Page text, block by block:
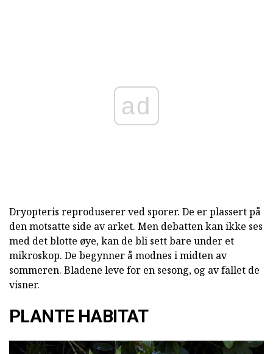
ad
Dryopteris reproduserer ved sporer. De er plassert på
den motsatte side av arket. Men debatten kan ikke ses
med det blotte øye, kan de bli sett bare under et
mikroskop. De begynner å modnes i midten av
sommeren. Bladene leve for en sesong, og av fallet de
visner.
PLANTE HABITAT